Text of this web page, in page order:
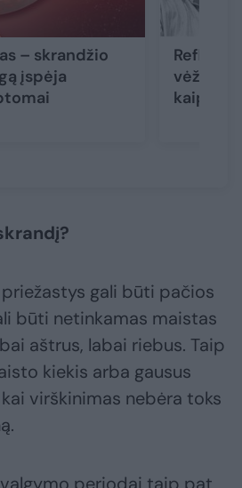
– skrandžio
įspėja
vėžio
kaip
gali būti pačios
būti netinkamas maistas
aštrus, labai riebus. Taip
kiekis arba gausus
virškinimas nebėra toks